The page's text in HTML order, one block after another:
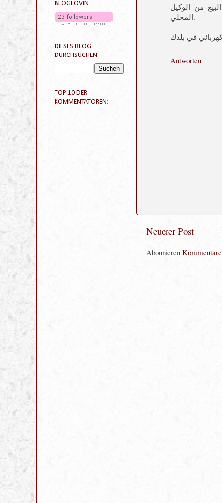
من الوكيل
المحلي.
Antworten
Neuerer Post
Abonnieren
FOLGE MIR PER
BLOGLOVIN